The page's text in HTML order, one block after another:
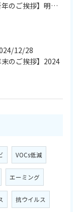
【新年のご挨拶】明けましておめでとうございます
12/28
末のご挨拶】2024
VOCs低減
エーミング
抗ウイルス